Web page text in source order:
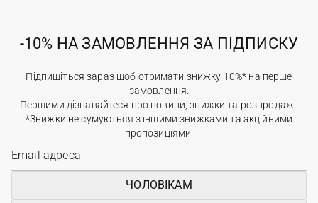
-10% НА ЗАМОВЛЕННЯ ЗА ПІДПИСКУ
Підпишіться зараз щоб отримати знижку 10%* на перше
замовлення.
Першими дізнавайтеся про новини, знижки та розпродажі.
*Знижки не сумуються з іншими знижками та акційними
пропозиціями.
ЧОЛОВІКАМ